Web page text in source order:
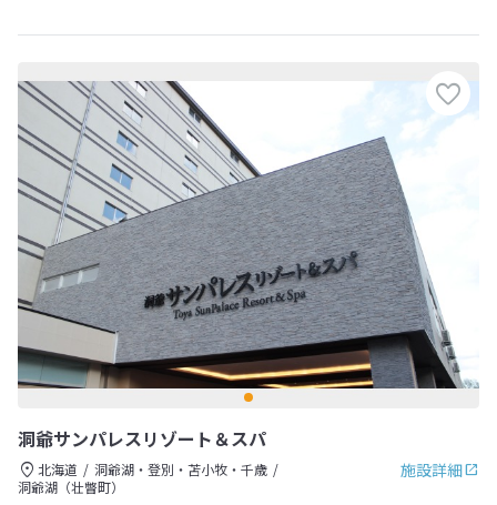
洞爺サンパレスリゾート＆スパ
施設詳細
北海道
洞爺湖・登別・苫小牧・千歳
洞爺湖（壮瞥町）